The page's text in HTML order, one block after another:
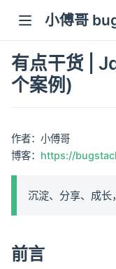
小傅哥
有点干货 |
个案例)
作者：小傅哥
博客： https://
沉淀、分享、成长
前言